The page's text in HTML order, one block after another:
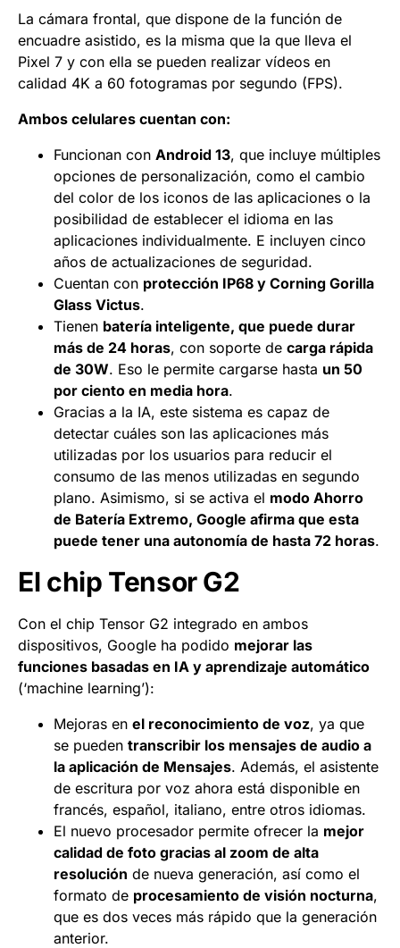
La cámara frontal, que dispone de la función de
encuadre asistido, es la misma que la que lleva el
Pixel 7 y con ella se pueden realizar vídeos en
calidad 4K a 60 fotogramas por segundo (FPS).
Ambos celulares cuentan con:
Funcionan con Android 13, que incluye múltiples
opciones de personalización, como el cambio
del color de los iconos de las aplicaciones o la
posibilidad de establecer el idioma en las
aplicaciones individualmente. E incluyen cinco
años de actualizaciones de seguridad.
Cuentan con protección IP68 y Corning Gorilla
Glass Victus.
Tienen batería inteligente, que puede durar
más de 24 horas, con soporte de carga rápida
de 30W. Eso le permite cargarse hasta un 50
por ciento en media hora.
Gracias a la IA, este sistema es capaz de
detectar cuáles son las aplicaciones más
utilizadas por los usuarios para reducir el
consumo de las menos utilizadas en segundo
plano. Asimismo, si se activa el modo Ahorro
de Batería Extremo, Google afirma que esta
puede tener una autonomía de hasta 72 horas.
El chip Tensor G2
Con el chip Tensor G2 integrado en ambos
dispositivos, Google ha podido mejorar las
funciones basadas en IA y aprendizaje automático
(‘machine learning’):
Mejoras en el reconocimiento de voz, ya que
se pueden transcribir los mensajes de audio a
la aplicación de Mensajes. Además, el asistente
de escritura por voz ahora está disponible en
francés, español, italiano, entre otros idiomas.
El nuevo procesador permite ofrecer la mejor
calidad de foto gracias al zoom de alta
resolución de nueva generación, así como el
formato de procesamiento de visión nocturna,
que es dos veces más rápido que la generación
anterior.